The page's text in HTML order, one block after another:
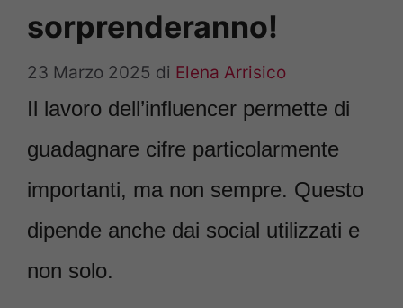
sorprenderanno!
23 Marzo 2025 di Elena Arrisico
Il lavoro dell’influencer permette di
guadagnare cifre particolarmente
importanti, ma non sempre. Questo
dipende anche dai social utilizzati e
non solo.